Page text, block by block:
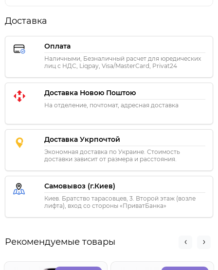
Доставка
Оплата
Наличными, Безналичный расчет для юредических
лиц с НДС, Liqpay, Visa/MasterCard, Privat24
Доставка Новою Поштою
На отделение, почтомат, адресная доставка
Доставка Укрпочтой
Экономная доставка по Украине. Стоимость
доставки зависит от размера и расстояния.
Самовывоз (г.Киев)
Киев. Братство тарасовцев, 3. Второй этаж (возле
лифта), вход со стороны «ПриватБанка»
Рекомендуемые товары